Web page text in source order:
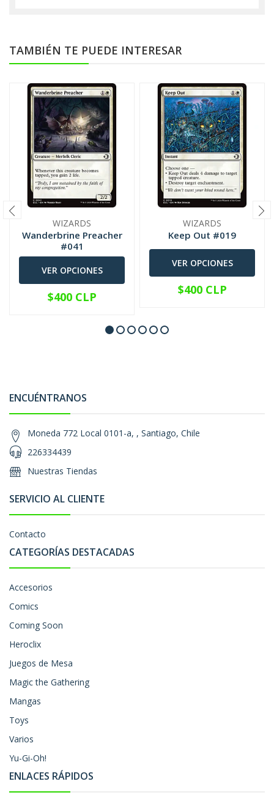
TAMBIÉN TE PUEDE INTERESAR
WIZARDS
Wanderbrine Preacher
#041
VER OPCIONES
$400 CLP
WIZARDS
Keep Out #019
VER OPCIONES
$400 CLP
ENCUÉNTRANOS
Moneda 772 Local 0101-a, , Santiago, Chile
226334439
Nuestras Tiendas
SERVICIO AL CLIENTE
Contacto
CATEGORÍAS DESTACADAS
Accesorios
Comics
Coming Soon
Heroclix
Juegos de Mesa
Magic the Gathering
Mangas
Toys
Varios
Yu-Gi-Oh!
ENLACES RÁPIDOS